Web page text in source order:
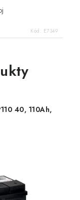
Kód: E7349
40, 110Ah,